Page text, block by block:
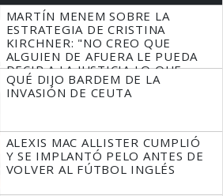
MARTÍN MENEM SOBRE LA
ESTRATEGIA DE CRISTINA
KIRCHNER: "NO CREO QUE
ALGUIEN DE AFUERA LE PUEDA
DECIR A LA JUSTICIA LO QUE
TIENE QUE HACER"
QUÉ DIJO BARDEM DE LA
INVASIÓN DE CEUTA
ALEXIS MAC ALLISTER CUMPLIÓ
Y SE IMPLANTÓ PELO ANTES DE
VOLVER AL FÚTBOL INGLÉS